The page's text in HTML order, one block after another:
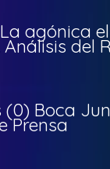
agónica
del
(0) Boca
Prensa